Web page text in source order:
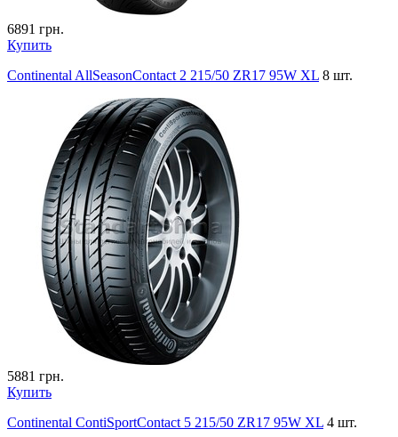
6891 грн.
Купить
Continental AllSeasonContact 2 215/50 ZR17 95W XL 8 шт.
5881 грн.
Купить
Continental ContiSportContact 5 215/50 ZR17 95W XL 4 шт.